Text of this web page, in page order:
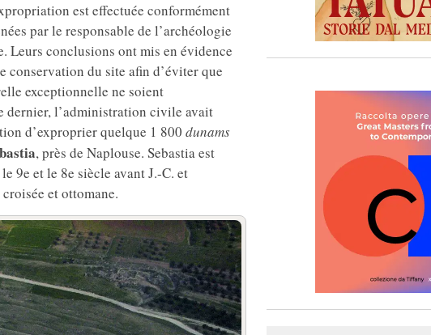
est effectuée conformément
par le responsable de l’archéologie
Leurs conclusions ont mis en évidence
conservation du site afin d’éviter que
exceptionnelle ne soient
dernier, l’administration civile avait
d’exproprier quelque 1 800 dunams
, près de Naplouse. Sebastia est
9e et le 8e siècle avant J.-C. et
et ottomane.